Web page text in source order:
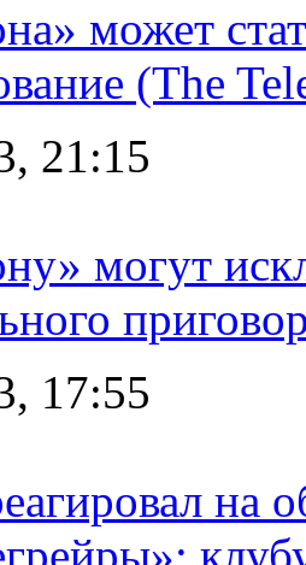
может
(The
21:15
могут
17:55
на